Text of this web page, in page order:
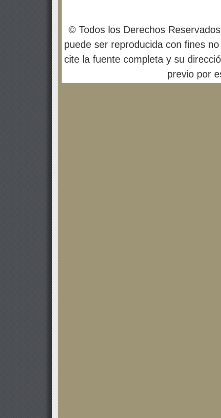
© Todos los Derechos
puede ser reproducida con fines
cite la fuente completa y su
previo por